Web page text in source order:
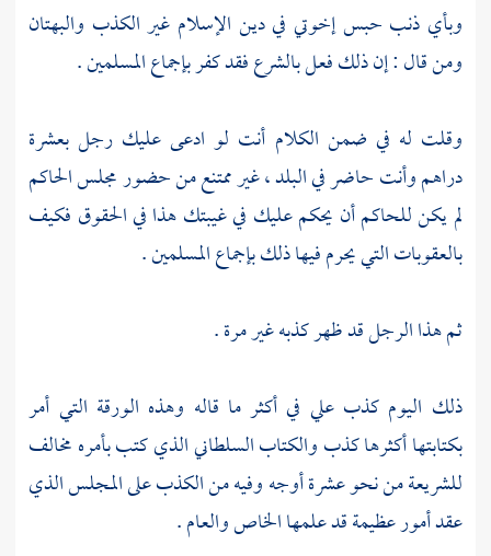
وبأي ذنب حبس إخوتي في دين الإسلام غير الكذب والبهتان
ومن قال : إن ذلك فعل بالشرع فقد كفر بإجماع المسلمين .
وقلت له في ضمن الكلام أنت لو ادعى عليك رجل بعشرة
دراهم وأنت حاضر في البلد ، غير ممتنع من حضور مجلس الحاكم
لم يكن للحاكم أن يحكم عليك في غيبتك هذا في الحقوق فكيف
بالعقوبات التي يحرم فيها ذلك بإجماع المسلمين .
ثم هذا الرجل قد ظهر كذبه غير مرة .
ذلك اليوم كذب علي في أكثر ما قاله وهذه الورقة التي أمر
بكتابتها أكثرها كذب والكتاب السلطاني الذي كتب بأمره مخالف
للشريعة من نحو عشرة أوجه وفيه من الكذب على المجلس الذي
عقد أمور عظيمة قد علمها الخاص والعام .